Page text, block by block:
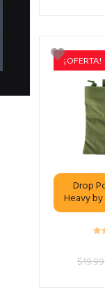
¡OFERTA!
Drop
Heavy
$19.99